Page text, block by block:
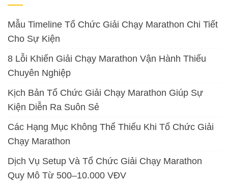
Mẫu Timeline Tổ Chức Giải Chạy Marathon Chi Tiết
Cho Sự Kiện
8 Lỗi Khiến Giải Chạy Marathon Vận Hành Thiếu
Chuyên Nghiệp
Kịch Bản Tổ Chức Giải Chạy Marathon Giúp Sự
Kiện Diễn Ra Suôn Sẻ
Các Hạng Mục Không Thể Thiếu Khi Tổ Chức Giải
Chạy Marathon
Dịch Vụ Setup Và Tổ Chức Giải Chạy Marathon
Quy Mô Từ 500–10.000 VĐV